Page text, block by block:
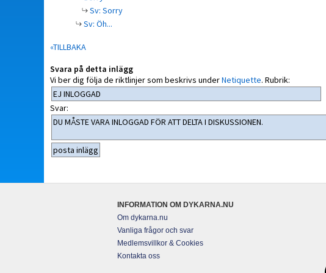
Sv: Sorry
Sv: Öh...
«TILLBAKA
Svara på detta inlägg
Vi ber dig följa de riktlinjer som beskrivs underNetiquette. Rubrik:
Svar:
INFORMATION OM DYKARNA.NU
Om dykarna.nu
Vanliga frågor och svar
Medlemsvillkor & Cookies
Kontakta oss